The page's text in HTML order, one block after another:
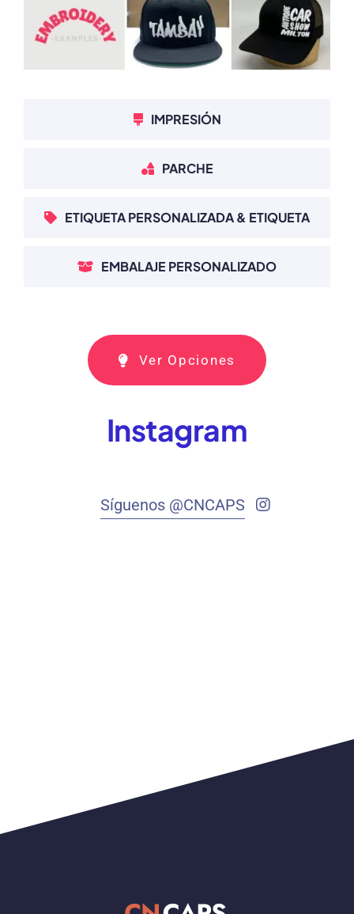
IMPRESIÓN
PARCHE
ETIQUETA PERSONALIZADA & ETIQUETA
EMBALAJE PERSONALIZADO
Ver Opciones
Instagram
Síguenos @CNCAPS